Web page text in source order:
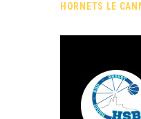
HORNETS LE